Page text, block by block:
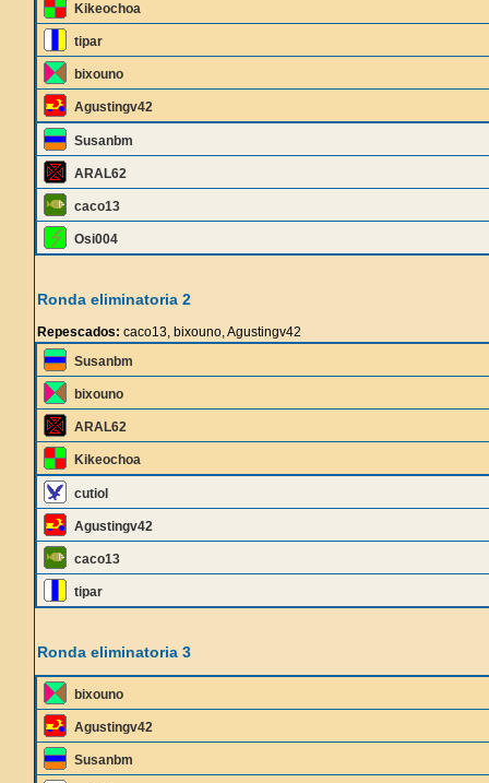
Kikeochoa
tipar
bixouno
Agustingv42
Susanbm
ARAL62
caco13
Osi004
Ronda eliminatoria 2
Repescados: caco13, bixouno, Agustingv42
Susanbm
bixouno
ARAL62
Kikeochoa
cutiol
Agustingv42
caco13
tipar
Ronda eliminatoria 3
bixouno
Agustingv42
Susanbm